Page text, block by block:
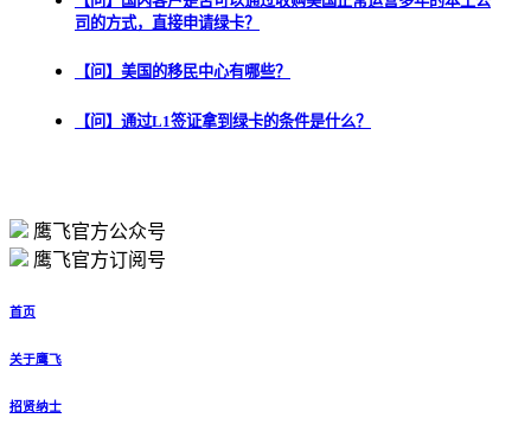
司的方式，直接申请绿卡？
【问】美国的移民中心有哪些？
【问】通过L1签证拿到绿卡的条件是什么？
鹰飞官方公众号
鹰飞官方订阅号
首页
关于鹰飞
招贤纳士